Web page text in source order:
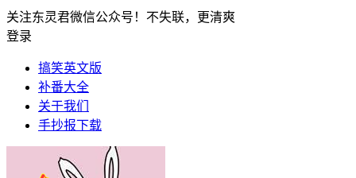
关注东灵君微信公众号！不失联，更清爽
登录
搞笑英文版
补番大全
关于我们
手抄报下载